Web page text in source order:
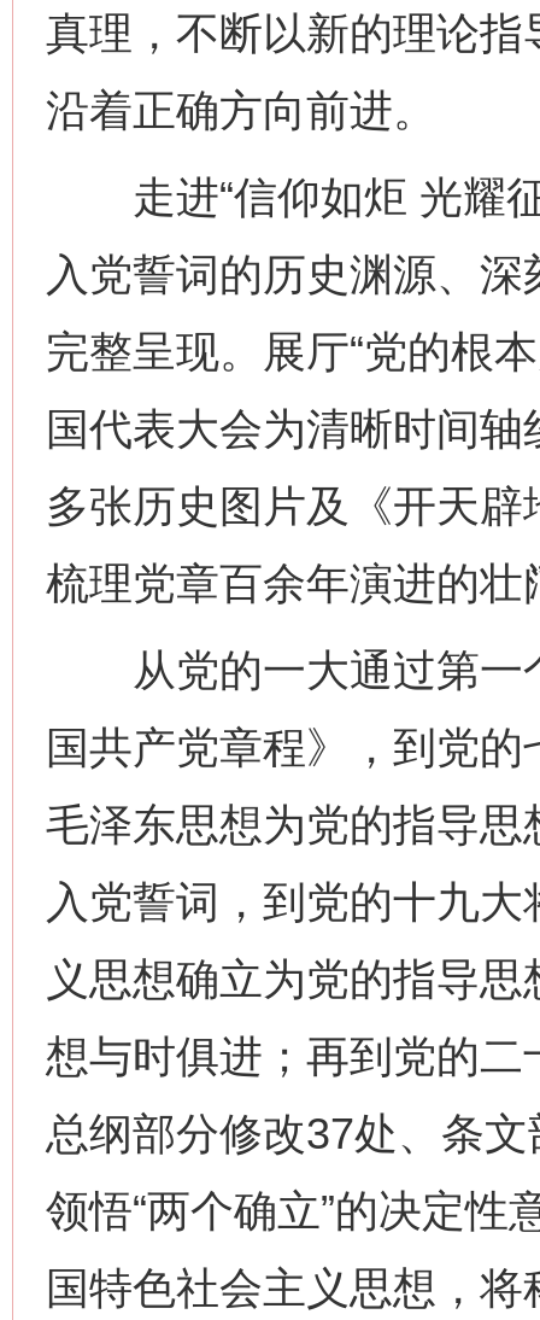
真理，不断以新的理论
沿着正确方向前进。
走进“信仰如炬 光耀征
入党誓词的历史渊源、
完整呈现。展厅“党的根
国代表大会为清晰时间
多张历史图片及《开天
梳理党章百余年演进的
从党的一大通过第一
国共产党章程》，到党的
毛泽东思想为党的指导
入党誓词，到党的十九
义思想确立为党的指导
想与时俱进；再到党的
总纲部分修改37处、条
领悟“两个确立”的决定性
国特色社会主义思想，